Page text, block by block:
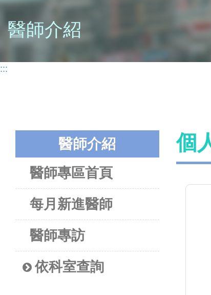
醫師介紹
:::
醫師介紹
醫師專區首頁
每月新進醫師
醫師專訪
依科室查詢
個